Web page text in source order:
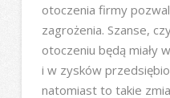
otoczenia firmy
zagrożenia. Szanse,
otoczeniu będą miały
i w zysków
natomiast to takie